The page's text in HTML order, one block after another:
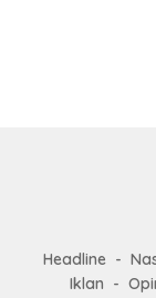
Headline
Iklan